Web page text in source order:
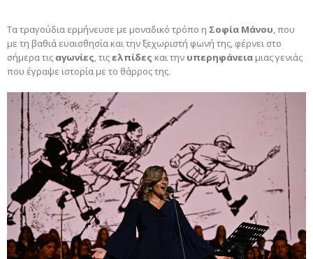
Τα τραγούδια ερμήνευσε με μοναδικό τρόπο η Σοφία Μάνου, που
με τη βαθιά ευαισθησία και την ξεχωριστή φωνή της, φέρνει στο
σήμερα τις αγωνίες, τιςελπίδες και την υπερηφάνεια μιας γενιάς
που έγραψε ιστορία με το θάρρος της.